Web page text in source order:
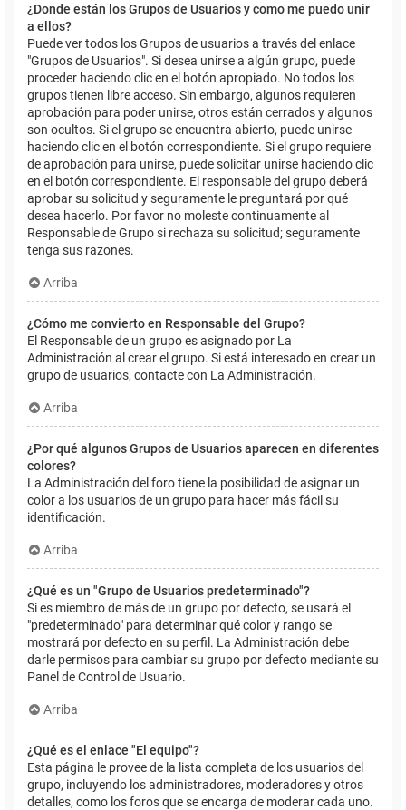
¿Donde están los Grupos de Usuarios y como me puedo unir
a ellos?
Puede ver todos los Grupos de usuarios a través del enlace
"Grupos de Usuarios". Si desea unirse a algún grupo, puede
proceder haciendo clic en el botón apropiado. No todos los
grupos tienen libre acceso. Sin embargo, algunos requieren
aprobación para poder unirse, otros están cerrados y algunos
son ocultos. Si el grupo se encuentra abierto, puede unirse
haciendo clic en el botón correspondiente. Si el grupo requiere
de aprobación para unirse, puede solicitar unirse haciendo clic
en el botón correspondiente. El responsable del grupo deberá
aprobar su solicitud y seguramente le preguntará por qué
desea hacerlo. Por favor no moleste continuamente al
Responsable de Grupo si rechaza su solicitud; seguramente
tenga sus razones.
Arriba
¿Cómo me convierto en Responsable del Grupo?
El Responsable de un grupo es asignado por La
Administración al crear el grupo. Si está interesado en crear un
grupo de usuarios, contacte con La Administración.
Arriba
¿Por qué algunos Grupos de Usuarios aparecen en diferentes
colores?
La Administración del foro tiene la posibilidad de asignar un
color a los usuarios de un grupo para hacer más fácil su
identificación.
Arriba
¿Qué es un "Grupo de Usuarios predeterminado"?
Si es miembro de más de un grupo por defecto, se usará el
"predeterminado" para determinar qué color y rango se
mostrará por defecto en su perfil. La Administración debe
darle permisos para cambiar su grupo por defecto mediante su
Panel de Control de Usuario.
Arriba
¿Qué es el enlace "El equipo"?
Esta página le provee de la lista completa de los usuarios del
grupo, incluyendo los administradores, moderadores y otros
detalles, como los foros que se encarga de moderar cada uno.